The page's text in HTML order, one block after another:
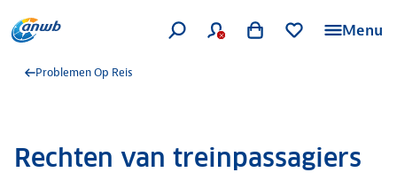
Menu
Problemen Op Reis
Rechten van treinpassagiers